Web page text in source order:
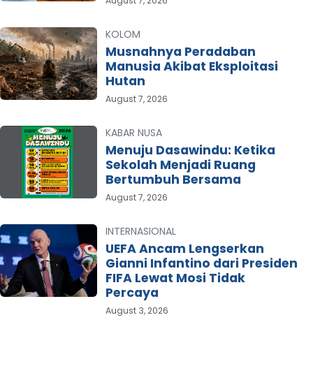
KOLOM
Musnahnya Peradaban
Manusia Akibat Eksploitasi
Hutan
August 7, 2026
KABAR NUSA
Menuju Dasawindu: Ketika
Sekolah Menjadi Ruang
Bertumbuh Bersama
August 7, 2026
INTERNASIONAL
UEFA Ancam Lengserkan
Gianni Infantino dari Presiden
FIFA Lewat Mosi Tidak
Percaya
August 3, 2026